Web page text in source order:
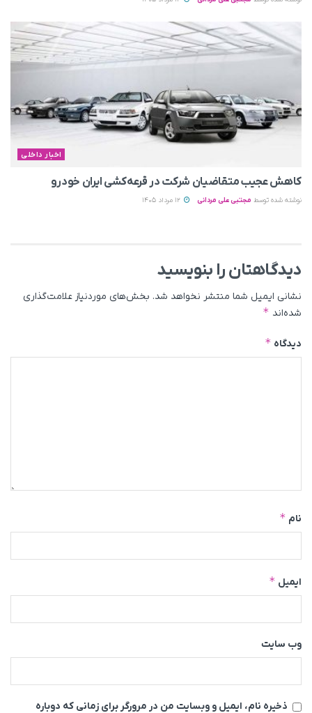
اخبار داخلی
کاهش عجیب متقاضیان شرکت در قرعه‌کشی ایران خودرو
نوشته شده توسط مجتبی علی مردانی
دیدگاهتان را بنویسید
نشانی ایمیل شما منتشر نخواهد شد. بخش‌های موردنیاز علامت‌گذاری
شده‌اند *
دیدگاه *
نام *
ایمیل *
وب‌ سایت
ذخیره نام، ایمیل و وبسایت من در مرورگر برای زمانی که دوباره